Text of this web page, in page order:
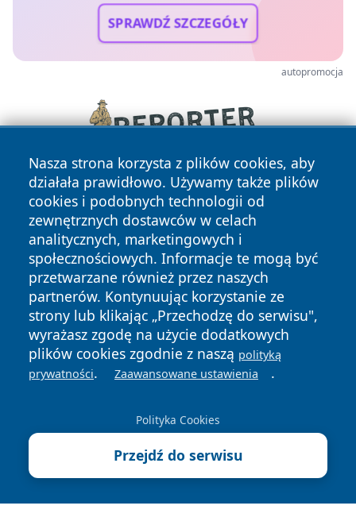
SPRAWDŹ SZCZEGÓŁY
autopromocja
Nasza strona korzysta z plików cookies, aby
działała prawidłowo. Używamy także plików
cookies i podobnych technologii od
zewnętrznych dostawców w celach
analitycznych, marketingowych i
społecznościowych. Informacje te mogą być
przetwarzane również przez naszych
partnerów. Kontynuując korzystanie ze
strony lub klikając „Przechodzę do serwisu",
wyrażasz zgodę na użycie dodatkowych
plików cookies zgodnie z naszą polityką
prywatności. Zaawansowane ustawienia .
Polityka Cookies
Przejdź do serwisu
Copyright © 2026 ostrolecki24.pl Wszystkie prawa
zastrzeżone.
News Autorzy
Polityka
Prywatności
Polityka
Cookies